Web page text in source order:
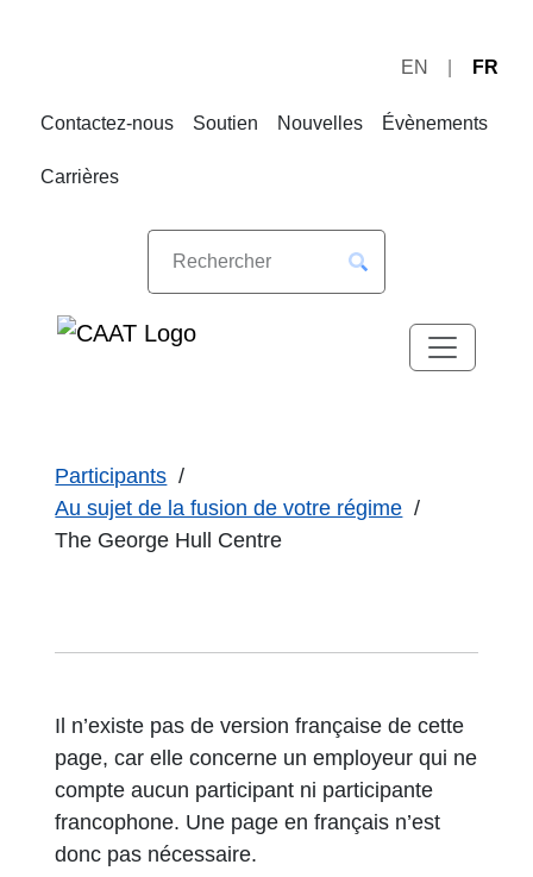
navigation
EN FR
Contactez-nous Soutien Nouvelles Évènements
Carrières
Participants
Au sujet de la fusion de votre régime
The George Hull Centre
Il n’existe pas de version française de cette
page, car elle concerne un employeur qui ne
compte aucun participant ni participante
francophone. Une page en français n’est
donc pas nécessaire.